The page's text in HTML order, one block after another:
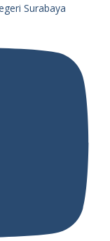
Surabaya